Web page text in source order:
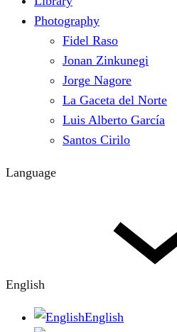
Photography
Fidel Raso
Jonan Zinkunegi
Jorge Nagore
La Gaceta del Norte
Luis Alberto García
Santos Cirilo
Language
English
English